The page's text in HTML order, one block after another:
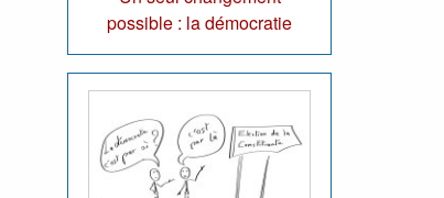
possible : la démocratie